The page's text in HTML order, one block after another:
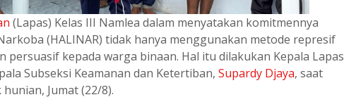
(Lapas) Kelas III Namlea dalam menyatakan komitmennya
(HALINAR) tidak hanya menggunakan metode represif
kepada warga binaan. Hal itu dilakukan Kepala Lapas
Subseksi Keamanan dan Ketertiban, Supardy Djaya, saat
Jumat (22/8).